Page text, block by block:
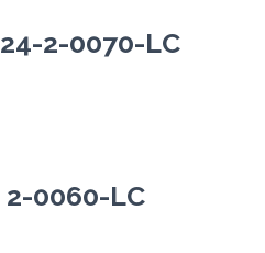
2-0070-LC
2-0060-LC